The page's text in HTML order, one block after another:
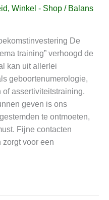
, Winkel - Shop / Balans
De
training” verhoogd de
kan uit allerlei
geboortenumerologie,
of assertiviteitstraining.
geven is ons
te ontmoeten,
Fijne contacten
voor een